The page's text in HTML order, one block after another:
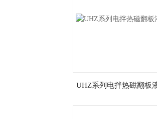
UHZ系列电拌热磁翻板